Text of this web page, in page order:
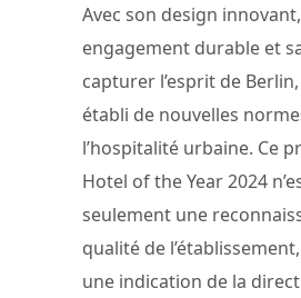
Avec son design
engagement durable et
capturer l’esprit de
établi de nouvelles
l’hospitalité urbaine. Ce
Hotel of the Year 2024
seulement une
qualité de
une indication de la